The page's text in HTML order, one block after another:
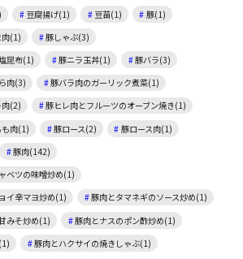
豆腐揚げ(1) 豆苗(1)
豚(1)
(1)
豚しゃぶ(3)
昆布(1)
豚ニラ玉丼(1)
豚バラ(3)
肉(3)
豚バラ肉のガーリック煮菜(1)
(2)
豚ヒレ肉とフルーツのオーブン焼き(1)
肉(1) 豚ロース(2)
豚ロース肉(1)
豚肉(142)
ベツの味噌炒め(1)
イ辛マヨ炒め(1)
豚肉とタマネギのソース炒め(1)
みそ炒め(1)
豚肉とナスのポン酢炒め(1)
豚肉とハクサイの焼きしゃぶ(1)